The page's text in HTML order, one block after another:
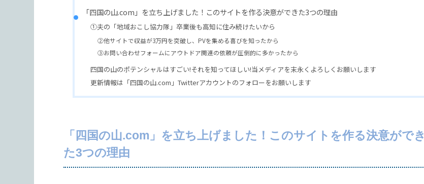
「四国の山.com」を立ち上げました！このサイトを作る決意ができた3つの理由
①夫の「地域おこし協力隊」卒業後も高知に住み続けたいから
②他サイトで収益が3万円を突破し、PVを集める喜びを知ったから
③お問い合わせフォームにアウトドア関連の依頼が圧倒的に多かったから
四国の山のポテンシャルはすごい!それを知ってほしい!当メディアを末永くよろしくお願いします
更新情報は「四国の山.com」Twitterアカウントのフォローをお願いします
「四国の山.com」を立ち上げました！このサイトを作る決意ができ
た3つの理由